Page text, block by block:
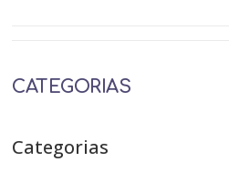
CATEGORIAS
Categorias